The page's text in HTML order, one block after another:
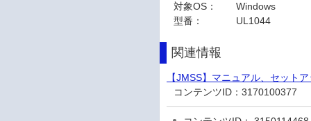
対象OS：
Windows
型番：
UL1044
関連情報
【JMSS】マニュアル、セット
コンテンツID：3170100377